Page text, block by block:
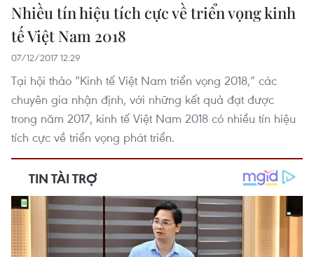
Nhiều tín hiệu tích cực về triển vọng kinh
tế Việt Nam 2018
07/12/2017 12:29
Tại hội thảo “Kinh tế Việt Nam triển vọng 2018,” các
chuyên gia nhận định, với những kết quả đạt được
trong năm 2017, kinh tế Việt Nam 2018 có nhiều tín hiệu
tích cực về triển vọng phát triển.